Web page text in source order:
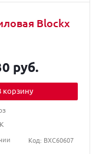
Blockx
руб.
корзину
Код: BXC60607